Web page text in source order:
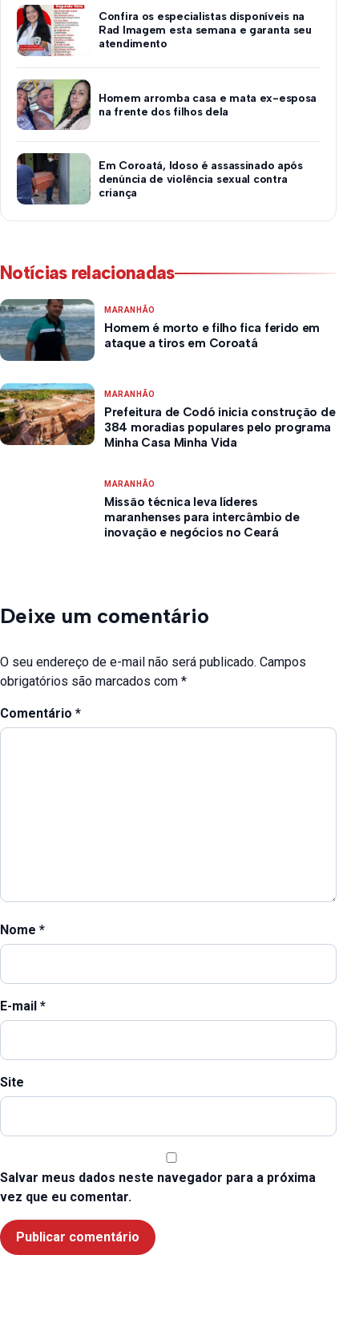
Confira os especialistas disponíveis na
Rad Imagem esta semana e garanta seu
atendimento
Homem arromba casa e mata ex-esposa
na frente dos filhos dela
Em Coroatá, Idoso é assassinado após
denúncia de violência sexual contra
criança
Notícias relacionadas
MARANHÃO
Homem é morto e filho fica ferido em
ataque a tiros em Coroatá
MARANHÃO
Prefeitura de Codó inicia construção de
384 moradias populares pelo programa
Minha Casa Minha Vida
MARANHÃO
Missão técnica leva líderes
maranhenses para intercâmbio de
inovação e negócios no Ceará
Deixe um comentário
O seu endereço de e-mail não será publicado. Campos
obrigatórios são marcados com *
Comentário *
Nome *
E-mail *
Site
Salvar meus dados neste navegador para a próxima
vez que eu comentar.